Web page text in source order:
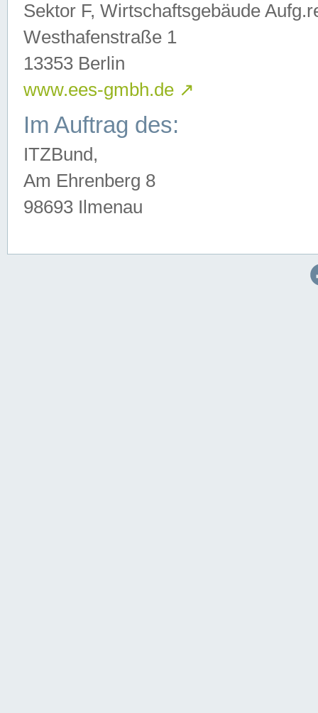
Sektor F, Wirtschaftsgebäude
Westhafenstraße 1
13353 Berlin
www.ees-gmbh.de ↗
Im Auftrag des:
ITZBund,
Am Ehrenberg 8
98693 Ilmenau